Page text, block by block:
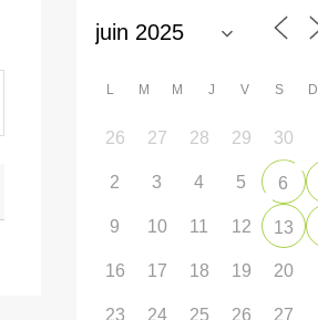
L M M J V S D
26 27 28 29 30
2 3 4 5 6
9 10 11 12 13
16 17 18 19 20
23 24 25 26 27